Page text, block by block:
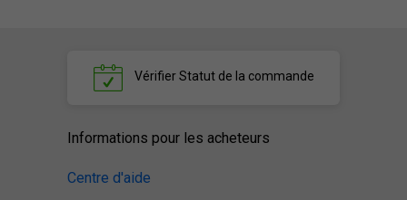
VérifierStatut de la commande
Informations pour les acheteurs
Centre d'aide